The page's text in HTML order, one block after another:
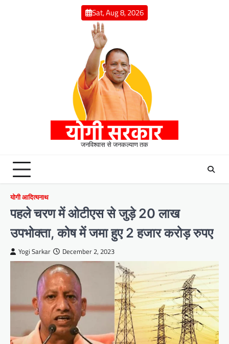
Sat, Aug 8, 2026
जनविश्वास से जनकल्याण तक
योगी आदित्यनाथ
पहले चरण में ओटीएस से जुड़े 20 लाख
उपभोक्ता, कोष में जमा हुए 2 हजार करोड़ रुपए
Yogi Sarkar December 2, 2023